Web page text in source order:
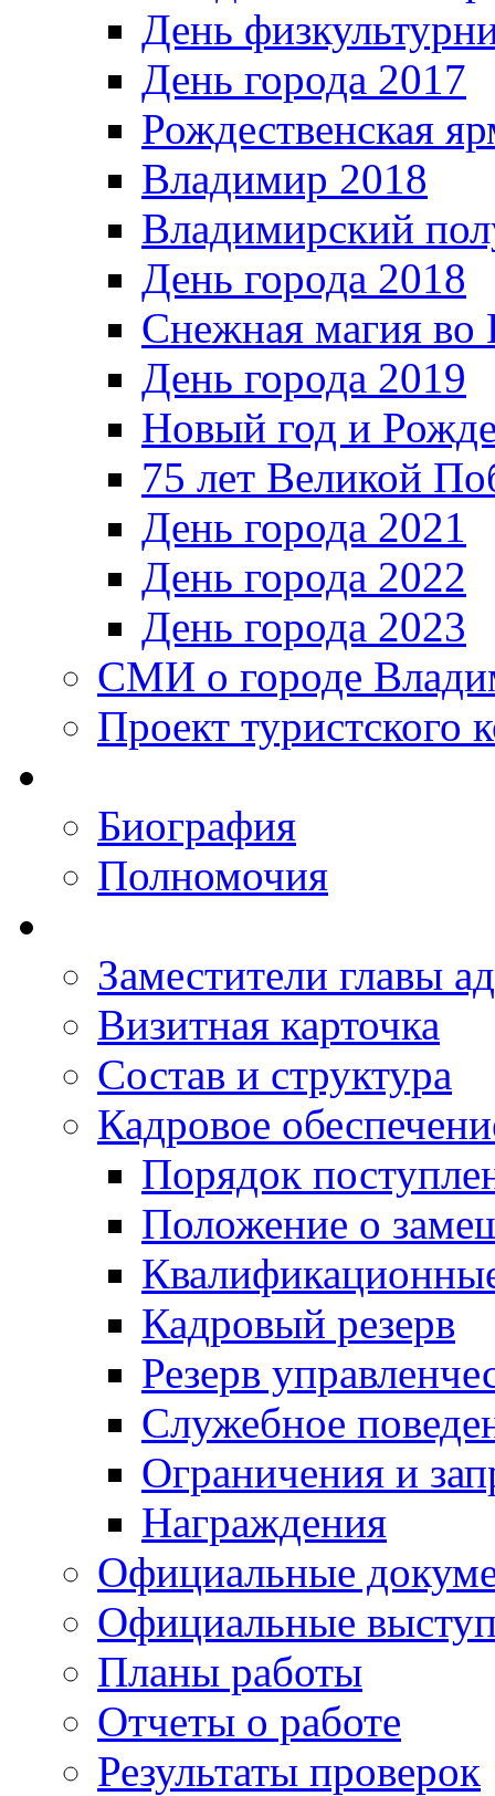
День
День города 2017
Рождественская
Владимир 2018
Владимирский
День города 2018
Снежная магия во
День города 2019
Новый год и
75 лет Великой
День города 2021
День города 2022
День города 2023
СМИ о городе
Проект туристского
Биография
Полномочия
Заместители главы
Визитная карточка
Состав и структура
Кадровое
Порядок
Положение о
Кадровый резерв
Резерв
Служебное
Ограничения и
Награждения
Официальные
Официальные
Планы работы
Отчеты о работе
Результаты проверок